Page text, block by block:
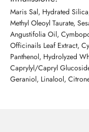
Maris Sal, Hydrated
Methyl Oleoyl Taurate,
Angustifolia Oil,
Officinails Leaf Extract,
Panthenol, Hydrolyzed
Caprylyl/Capryl
Geraniol, Linalool,